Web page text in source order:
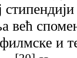
већ
и